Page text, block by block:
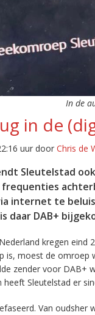
In de
in de
uur door Chris de
Sleutelstad
frequenties
internet te
daar DAB+
kregen
is, moest de omroep
zender voor DAB+
Sleutelstad er
Van oudsher